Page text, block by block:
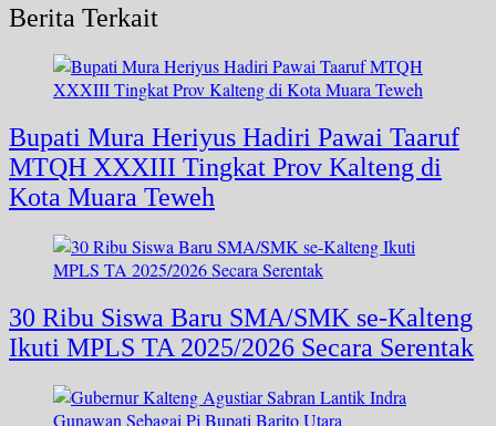
Berita Terkait
Bupati Mura Heriyus Hadiri Pawai Taaruf
MTQH XXXIII Tingkat Prov Kalteng di
Kota Muara Teweh
30 Ribu Siswa Baru SMA/SMK se-Kalteng
Ikuti MPLS TA 2025/2026 Secara Serentak